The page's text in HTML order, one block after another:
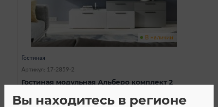
В наличии
Гостиная
Артикул: 17-2859-2
Гостиная модульная Альберо комплект 2
Вы находитесь в регионе